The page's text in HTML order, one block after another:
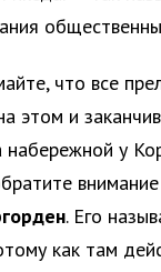
что все
этом и
у
. Его
как там